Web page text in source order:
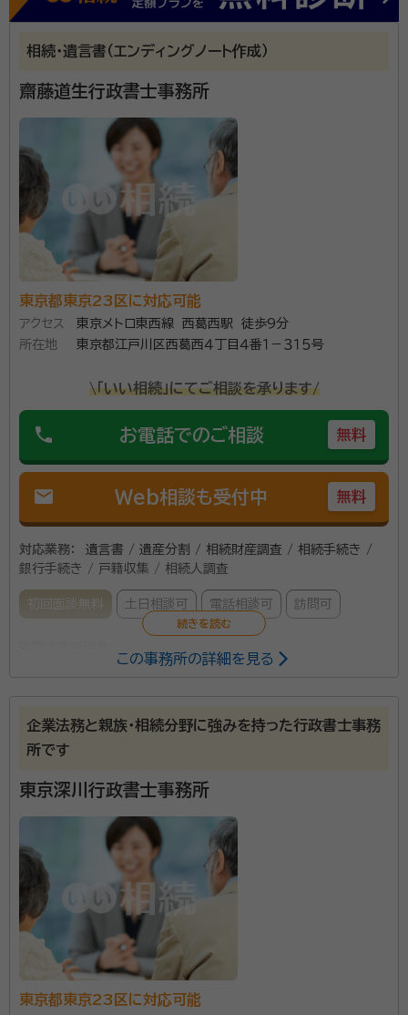
面談の感想
共働きのため、日曜日に自宅まで来ていただき、助かりました。説明もわ
た。
契約後の感想
依頼後の質問や要望にも素早く対応していただけ、何度でも回答してく
ださること。
横浜市の相続・遺言に関するご相談ならソワレ司法書士法人へ。
相続のご相談は【完全無料】。【横浜駅徒歩5分】 横浜市内で財
産・不動産の相続・相続放棄・終活にお悩みの方はお気軽にご相
談ください。 相続の相談実績年間約1,000件。豊富な相談実績
チームが、相続法務から税務にいたるまでお客様をフルサポート
します。 面談は土日やオンライン、ご自宅への出張面談も可能で
す。お気軽にご相談ください。
資格等：司法書士、行政書士、相続診断士
所属団体： 神奈川県司法書士会・神奈川県行政書士会
相続・遺言書（エンディングノート作成）
齋藤道生行政書士事務所
東京都東京23区に対応可能
アクセス
東京メトロ東西線 西葛西駅 徒歩9分
所在地
東京都江戸川区西葛西４丁目４番１－３１５号
\「いい相続」にてご相談を承ります/
phone お電話でのご相談 無料
mail Web相談も受付中 無料
対応業務：
遺言書 / 遺産分割 / 相続財産調査 / 相続手続き /
銀行手続き / 戸籍収集 / 相続人調査
初回面談無料 土日相談可 電話相談可 訪問可
経歴： 長野県出身、早稲田大学法学部卒 民間＆外資生命保険会社・損保
代理店・銀行勤務経験をへて現職
相続（事前準備から手続きまで）及び遺言書作成を中心
に、『終活』全般についてFP（ファイナンシャルプランニ
ング）を加えて「老後の安心」をお届けいたします。
資格等：
行政書士、AFP、ビジネス法務エキスパート、損害保険募集
所属団体： 東京都行政書士会
この事務所の詳細を見る
企業法務と親族・相続分野に強みを持った行政書士事務
所です
東京深川行政書士事務所
東京都東京23区に対応可能